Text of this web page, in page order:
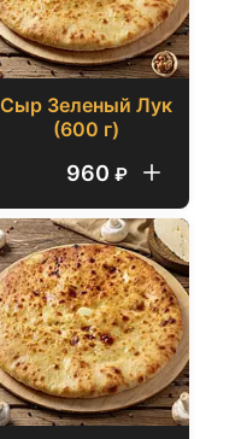
Сыр Зеленый Лук
(600 г)
960 ₽